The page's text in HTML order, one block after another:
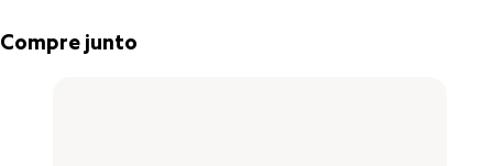
Compre junto